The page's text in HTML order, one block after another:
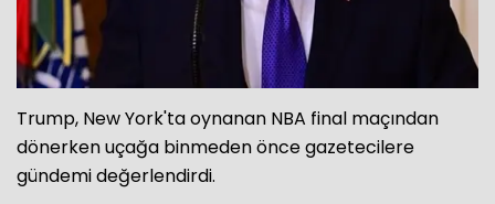
Trump, New York'ta oynanan NBA final maçından
dönerken uçağa binmeden önce gazetecilere
gündemi değerlendirdi.